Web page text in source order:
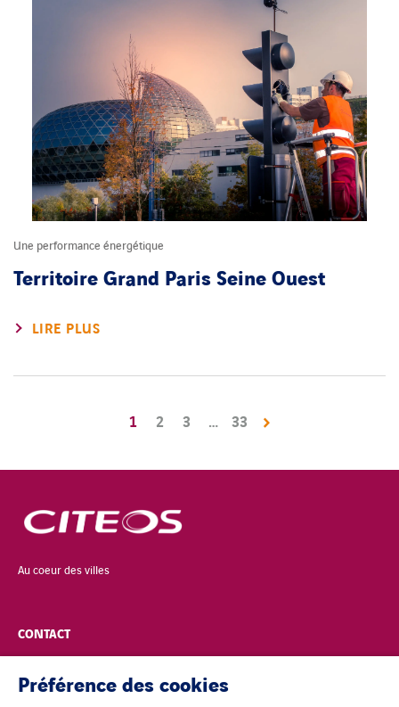
Une performance énergétique
Territoire Grand Paris Seine Ouest
LIRE PLUS
1 2 3 … 33
Au coeur des villes
CONTACT
POLITIQUE DE CONFIDENTIALITÉ
Préférence des cookies